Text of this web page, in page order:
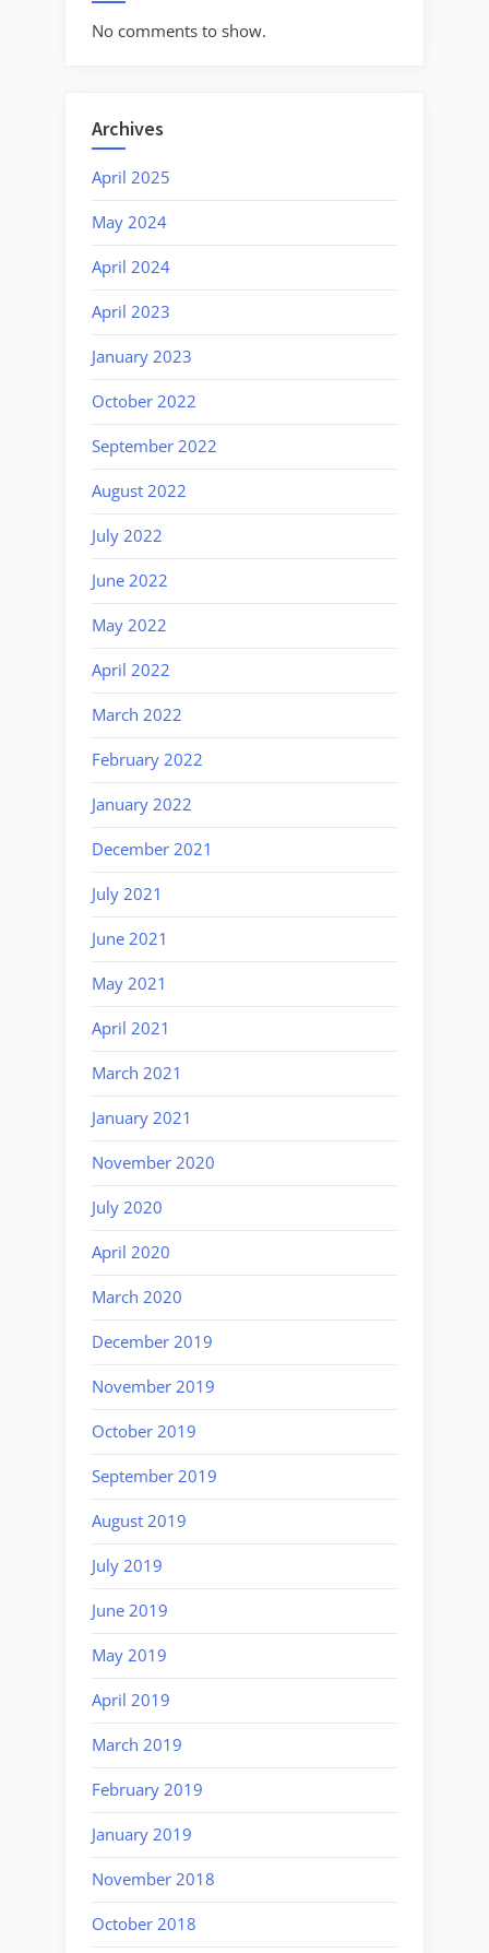
No comments to show.
Archives
April 2025
May 2024
April 2024
April 2023
January 2023
October 2022
September 2022
August 2022
July 2022
June 2022
May 2022
April 2022
March 2022
February 2022
January 2022
December 2021
July 2021
June 2021
May 2021
April 2021
March 2021
January 2021
November 2020
July 2020
April 2020
March 2020
December 2019
November 2019
October 2019
September 2019
August 2019
July 2019
June 2019
May 2019
April 2019
March 2019
February 2019
January 2019
November 2018
October 2018